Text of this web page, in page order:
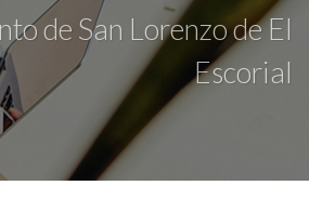
de San Lorenzo de El
Escorial